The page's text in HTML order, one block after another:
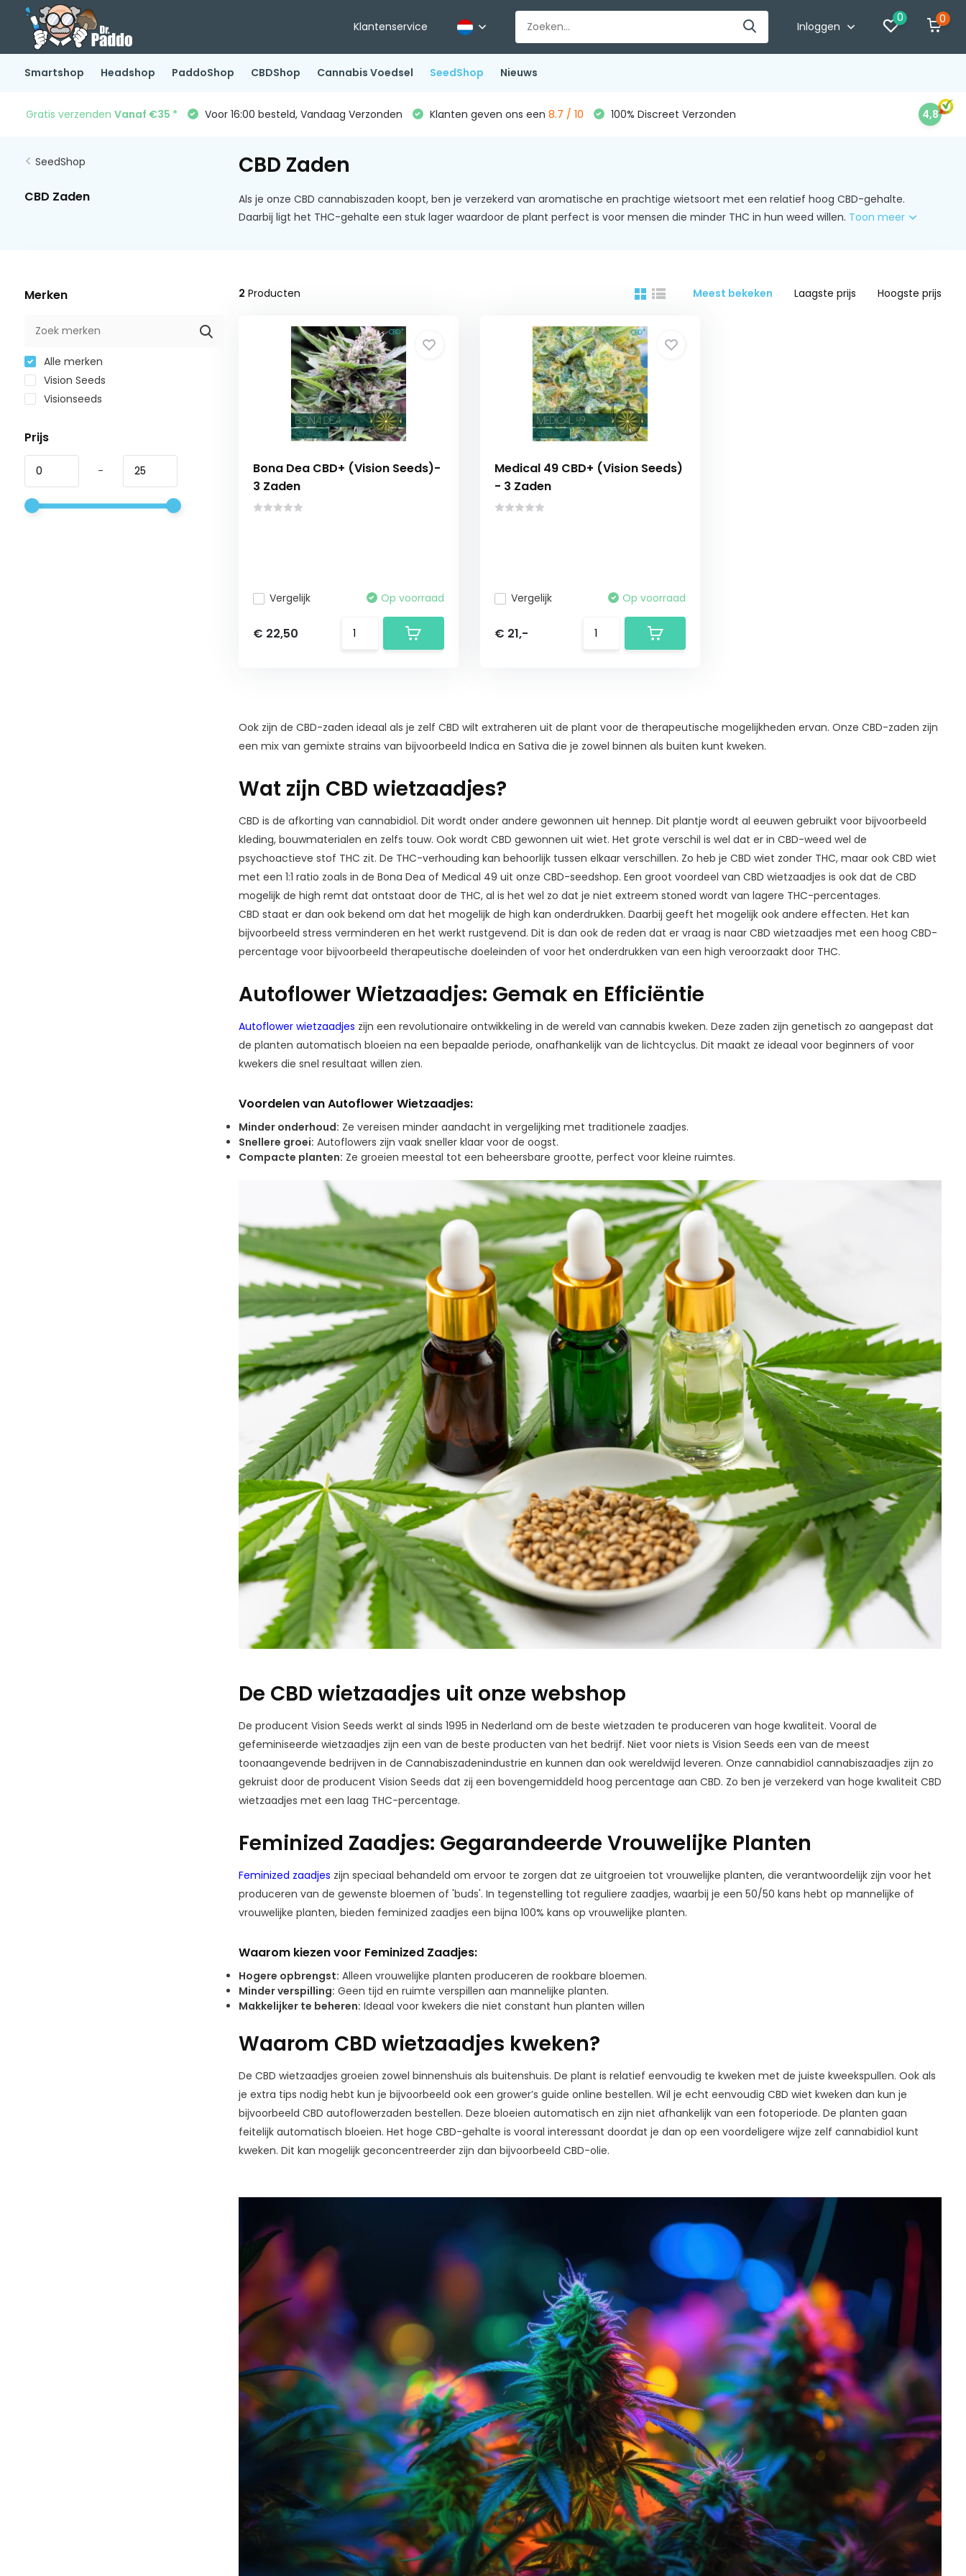
Klantenservice Inloggen
0 0
Smartshop Headshop PaddoShop CBDShop Cannabis Voedsel SeedShop Nieuws
Gratis verzenden Vanaf €35 * Voor 16:00 besteld, Vandaag Verzonden Klanten geven ons een 8.7 / 10 100% Discreet Verzonden 4,8
SeedShop
CBD Zaden
CBD Zaden
Als je onze CBD cannabiszaden koopt, ben je verzekerd van aromatische en prachtige wietsoort met een relatief hoog CBD-gehalte.
Daarbij ligt het THC-gehalte een stuk lager waardoor de plant perfect is voor mensen die minder THC in hun weed willen. Toon meer
Merken
Alle merken
Vision Seeds
Visionseeds
Prijs
-
2 Producten Meest bekeken Laagste prijs Hoogste prijs
Bona Dea CBD+ (Vision Seeds)-
3 Zaden
Vergelijk Op voorraad
€ 22,50
Medical 49 CBD+ (Vision Seeds)
- 3 Zaden
Vergelijk Op voorraad
€ 21,-
Ook zijn de CBD-zaden ideaal als je zelf CBD wilt extraheren uit de plant voor de therapeutische mogelijkheden ervan. Onze CBD-zaden zijn
een mix van gemixte strains van bijvoorbeeld Indica en Sativa die je zowel binnen als buiten kunt kweken.
Wat zijn CBD wietzaadjes?
CBD is de afkorting van cannabidiol. Dit wordt onder andere gewonnen uit hennep. Dit plantje wordt al eeuwen gebruikt voor bijvoorbeeld
kleding, bouwmaterialen en zelfs touw. Ook wordt CBD gewonnen uit wiet. Het grote verschil is wel dat er in CBD-weed wel de
psychoactieve stof THC zit. De THC-verhouding kan behoorlijk tussen elkaar verschillen. Zo heb je CBD wiet zonder THC, maar ook CBD wiet
met een 1:1 ratio zoals in de Bona Dea of Medical 49 uit onze CBD-seedshop. Een groot voordeel van CBD wietzaadjes is ook dat de CBD
mogelijk de high remt dat ontstaat door de THC, al is het wel zo dat je niet extreem stoned wordt van lagere THC-percentages.
CBD staat er dan ook bekend om dat het mogelijk de high kan onderdrukken. Daarbij geeft het mogelijk ook andere effecten. Het kan
bijvoorbeeld stress verminderen en het werkt rustgevend. Dit is dan ook de reden dat er vraag is naar CBD wietzaadjes met een hoog CBD-
percentage voor bijvoorbeeld therapeutische doeleinden of voor het onderdrukken van een high veroorzaakt door THC.
Autoflower Wietzaadjes: Gemak en Efficiëntie
Autoflower wietzaadjes zijn een revolutionaire ontwikkeling in de wereld van cannabis kweken. Deze zaden zijn genetisch zo aangepast dat
de planten automatisch bloeien na een bepaalde periode, onafhankelijk van de lichtcyclus. Dit maakt ze ideaal voor beginners of voor
kwekers die snel resultaat willen zien.
Voordelen van Autoflower Wietzaadjes:
Minder onderhoud: Ze vereisen minder aandacht in vergelijking met traditionele zaadjes.
Snellere groei: Autoflowers zijn vaak sneller klaar voor de oogst.
Compacte planten: Ze groeien meestal tot een beheersbare grootte, perfect voor kleine ruimtes.
De CBD wietzaadjes uit onze webshop
De producent Vision Seeds werkt al sinds 1995 in Nederland om de beste wietzaden te produceren van hoge kwaliteit. Vooral de
gefeminiseerde wietzaadjes zijn een van de beste producten van het bedrijf. Niet voor niets is Vision Seeds een van de meest
toonaangevende bedrijven in de Cannabiszadenindustrie en kunnen dan ook wereldwijd leveren. Onze cannabidiol cannabiszaadjes zijn zo
gekruist door de producent Vision Seeds dat zij een bovengemiddeld hoog percentage aan CBD. Zo ben je verzekerd van hoge kwaliteit CBD
wietzaadjes met een laag THC-percentage.
Feminized Zaadjes: Gegarandeerde Vrouwelijke Planten
Feminized zaadjes zijn speciaal behandeld om ervoor te zorgen dat ze uitgroeien tot vrouwelijke planten, die verantwoordelijk zijn voor het
produceren van de gewenste bloemen of 'buds'. In tegenstelling tot reguliere zaadjes, waarbij je een 50/50 kans hebt op mannelijke of
vrouwelijke planten, bieden feminized zaadjes een bijna 100% kans op vrouwelijke planten.
Waarom kiezen voor Feminized Zaadjes:
Hogere opbrengst: Alleen vrouwelijke planten produceren de rookbare bloemen.
Minder verspilling: Geen tijd en ruimte verspillen aan mannelijke planten.
Makkelijker te beheren: Ideaal voor kwekers die niet constant hun planten willen
Waarom CBD wietzaadjes kweken?
De CBD wietzaadjes groeien zowel binnenshuis als buitenshuis. De plant is relatief eenvoudig te kweken met de juiste kweekspullen. Ook als
je extra tips nodig hebt kun je bijvoorbeeld ook een grower’s guide online bestellen. Wil je echt eenvoudig CBD wiet kweken dan kun je
bijvoorbeeld CBD autoflowerzaden bestellen. Deze bloeien automatisch en zijn niet afhankelijk van een fotoperiode. De planten gaan
feitelijk automatisch bloeien. Het hoge CBD-gehalte is vooral interessant doordat je dan op een voordeligere wijze zelf cannabidiol kunt
kweken. Dit kan mogelijk geconcentreerder zijn dan bijvoorbeeld CBD-olie.